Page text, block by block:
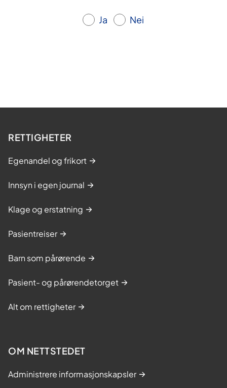
Ja Nei
RETTIGHETER
Egenandel og frikort
Innsyn i egen journal
Klage og erstatning
Pasientreiser
Barn som pårørende
Pasient- og pårørendetorget
Alt om rettigheter
OM NETTSTEDET
Administrere informasjonskapsler